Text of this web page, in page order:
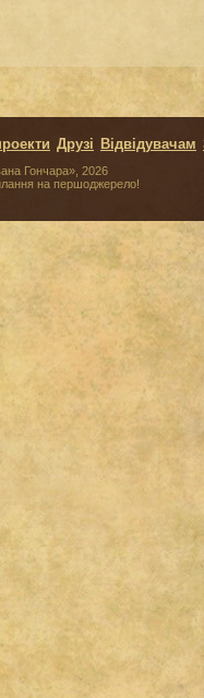
Гончара», 2026
на першоджерело!
Друзі Відвідувачам